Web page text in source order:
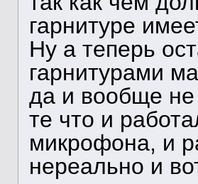
гарнитуре
Ну а теперь
гарнитурами
да и вообще не
те что и
микрофона, и
нереально и